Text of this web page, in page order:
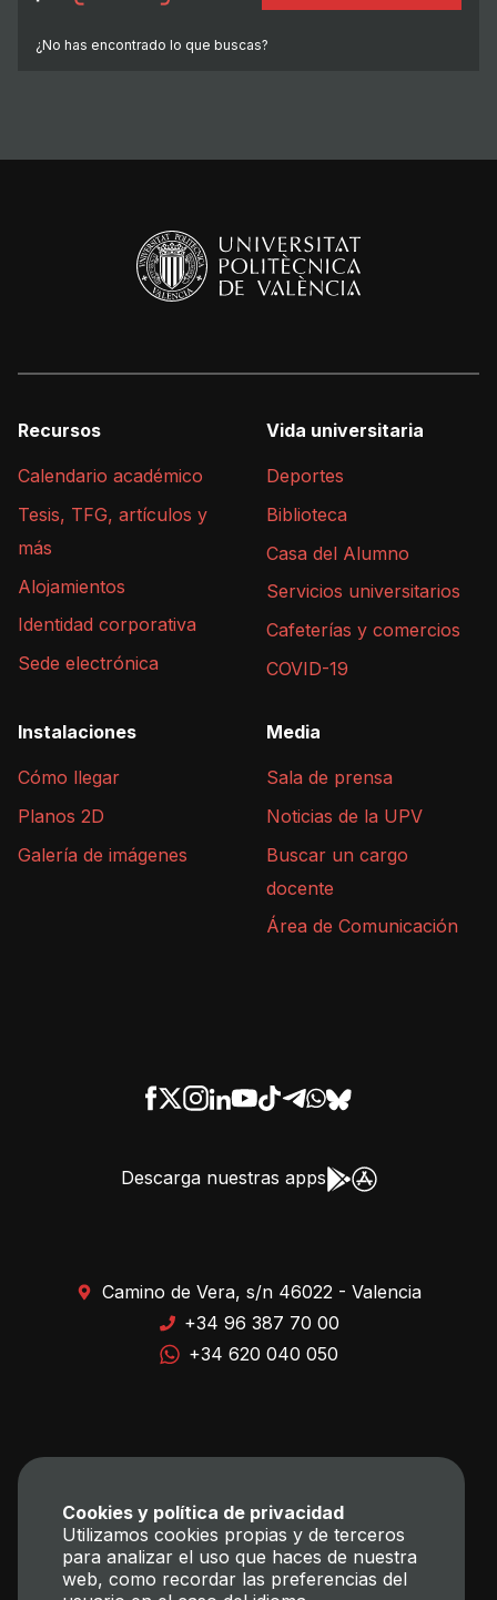
¿No has encontrado lo que buscas?
Recursos
Calendario académico
Tesis, TFG, artículos y
más
Alojamientos
Identidad corporativa
Sede electrónica
Vida universitaria
Deportes
Biblioteca
Casa del Alumno
Servicios universitarios
Cafeterías y comercios
COVID-19
Instalaciones
Cómo llegar
Planos 2D
Galería de imágenes
Media
Sala de prensa
Noticias de la UPV
Buscar un cargo
docente
Área de Comunicación
Descarga nuestras apps
Camino de Vera, s/n 46022 - Valencia
+34 96 387 70 00
+34 620 040 050
Cookies y política de privacidad
Utilizamos cookies propias y de terceros
para analizar el uso que haces de nuestra
web, como recordar las preferencias del